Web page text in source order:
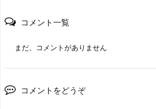
コメント一覧
まだ、コメントがありません
コメントをどうぞ